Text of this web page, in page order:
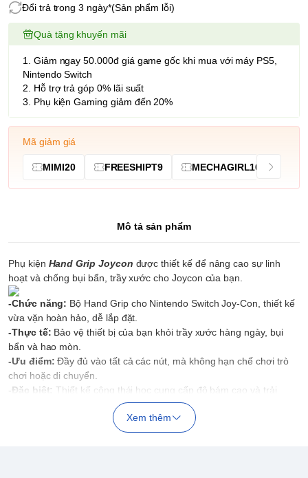
Đổi trả trong 3 ngày*(Sản phẩm lỗi)
Quà tặng khuyến mãi
1. Giảm ngay 50.000đ giá game gốc khi mua với máy PS5,
Nintendo Switch
2. Hỗ trợ trả góp 0% lãi suất
3. Phụ kiện Gaming giảm đến 20%
Mã giảm giá
MIMI20 FREESHIPT9 MECHAGIRL10
Mô tả sản phẩm
Phụ kiện Hand Grip Joycon được thiết kế để nâng cao sự linh
hoạt và chống bụi bẩn, trầy xước cho Joycon của bạn.
-Chức năng: Bộ Hand Gripcho Nintendo Switch Joy-Con, thiết kế
vừa vặn hoàn hảo, dễ lắp đặt.
-Thực tế: Bảo vệ thiết bị của bạn khỏi trầy xước hàng ngày, bụi
bẩn và hao mòn.
-Ưu điểm: Đầy đủ vào tất cả các nút, mà không hạn chế chơi trò
chơi hoặc di chuyển.
-Đặc biệt: Thiết kế công thái học cung cấp độ bám cao và trải
nghiệm thoải mái nâng cao.
Kích thước nhỏ gọn, vật liệu nhựa ABS nhẹ, trải
nghiệm mượt mà và tốt hơn.
Xem thêm